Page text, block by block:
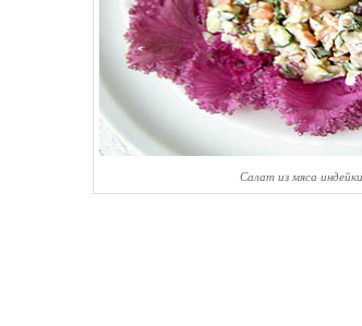
Салат из мяса